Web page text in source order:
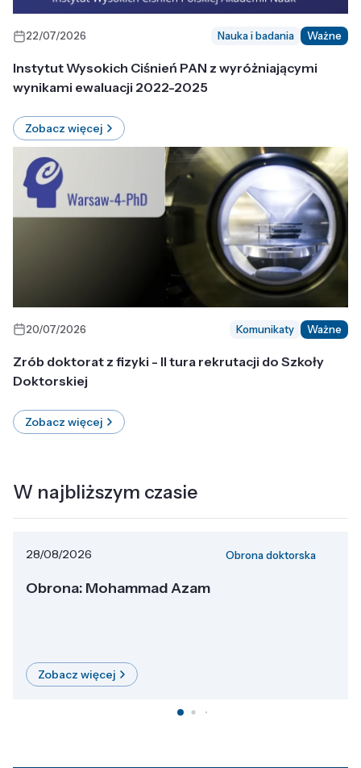
22/07/2026 Nauka i badania Ważne
Instytut Wysokich Ciśnień PAN z wyróżniającymi
wynikami ewaluacji 2022-2025
Zobacz więcej
20/07/2026 Komunikaty Ważne
Zrób doktorat z fizyki - II tura rekrutacji do Szkoły
Doktorskiej
Zobacz więcej
W najbliższym czasie
28/08/2026 Obrona doktorska
Obrona: Mohammad Azam
Zobacz więcej